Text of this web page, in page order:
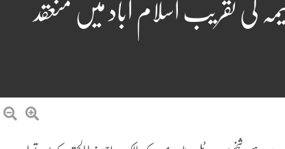
کی تقریب اسلام آباد میں منعقد